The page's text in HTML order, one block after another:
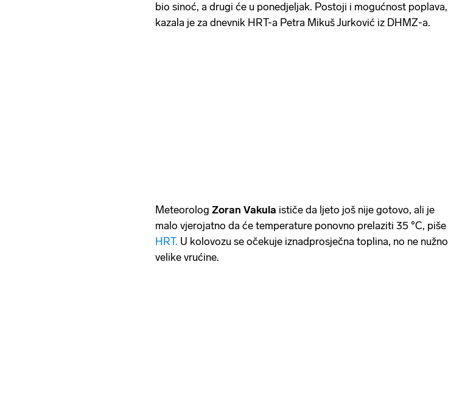
bio sinoć, a drugi će u ponedjeljak. Postoji i mogućnost poplava,
kazala je za dnevnik HRT-a Petra Mikuš Jurković iz DHMZ-a.
Meteorolog Zoran Vakula ističe da ljeto još nije gotovo, ali je
malo vjerojatno da će temperature ponovno prelaziti 35 °C, piše
HRT. U kolovozu se očekuje iznadprosječna toplina, no ne nužno
velike vrućine.